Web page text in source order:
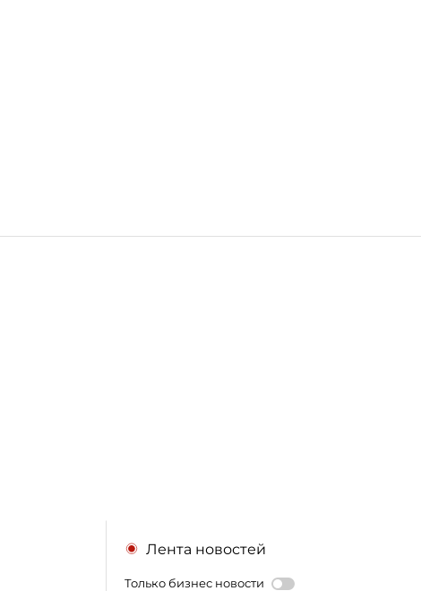
Лента новостей
Только бизнес новости